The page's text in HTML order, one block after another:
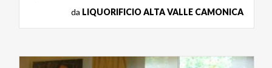
da LIQUORIFICIO ALTA VALLE CAMONICA